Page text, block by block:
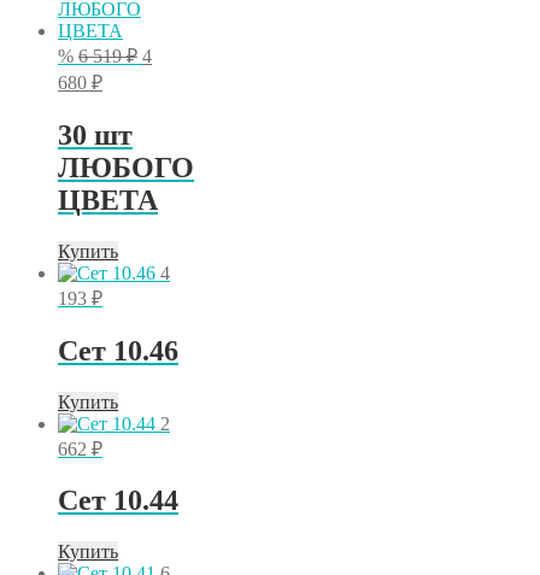
% 6 519₽ Первоначальная
4
680 ₽Текущая
680 ₽.
30 шт
ЛЮБОГО
ЦВЕТА
Купить
4
193 ₽
Сет 10.46
Купить
2
662 ₽
Сет 10.44
Купить